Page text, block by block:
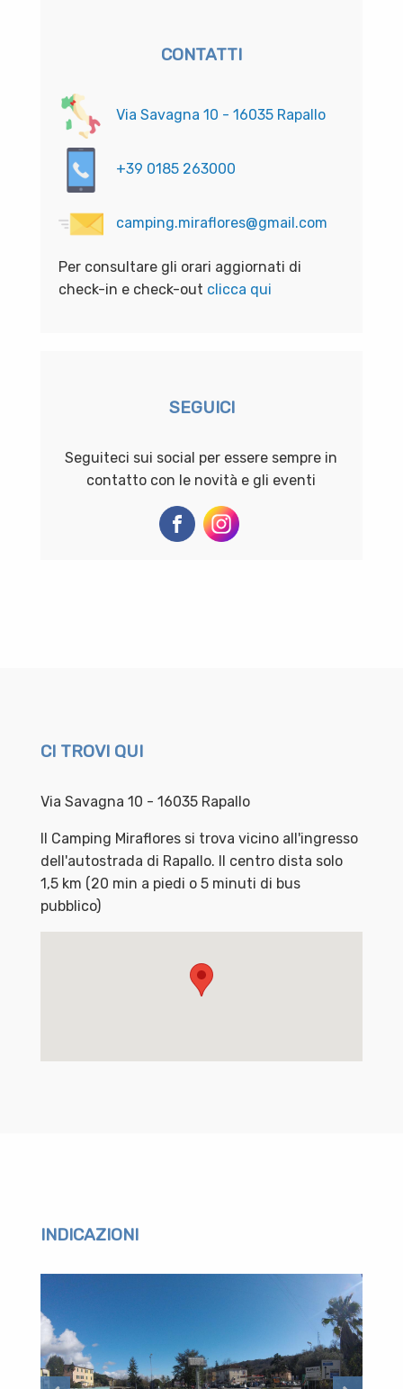
CONTATTI
Via Savagna 10 - 16035 Rapallo
+39 0185 263000
camping.miraflores@gmail.com
Per consultare gli orari aggiornati di
check-in e check-out clicca qui
SEGUICI
Seguiteci sui social per essere sempre in
contatto con le novità e gli eventi
CI TROVI QUI
Via Savagna 10 - 16035 Rapallo
Il Camping Miraflores si trova vicino all'ingresso
dell'autostrada di Rapallo. Il centro dista solo
1,5 km (20 min a piedi o 5 minuti di bus
pubblico)
INDICAZIONI